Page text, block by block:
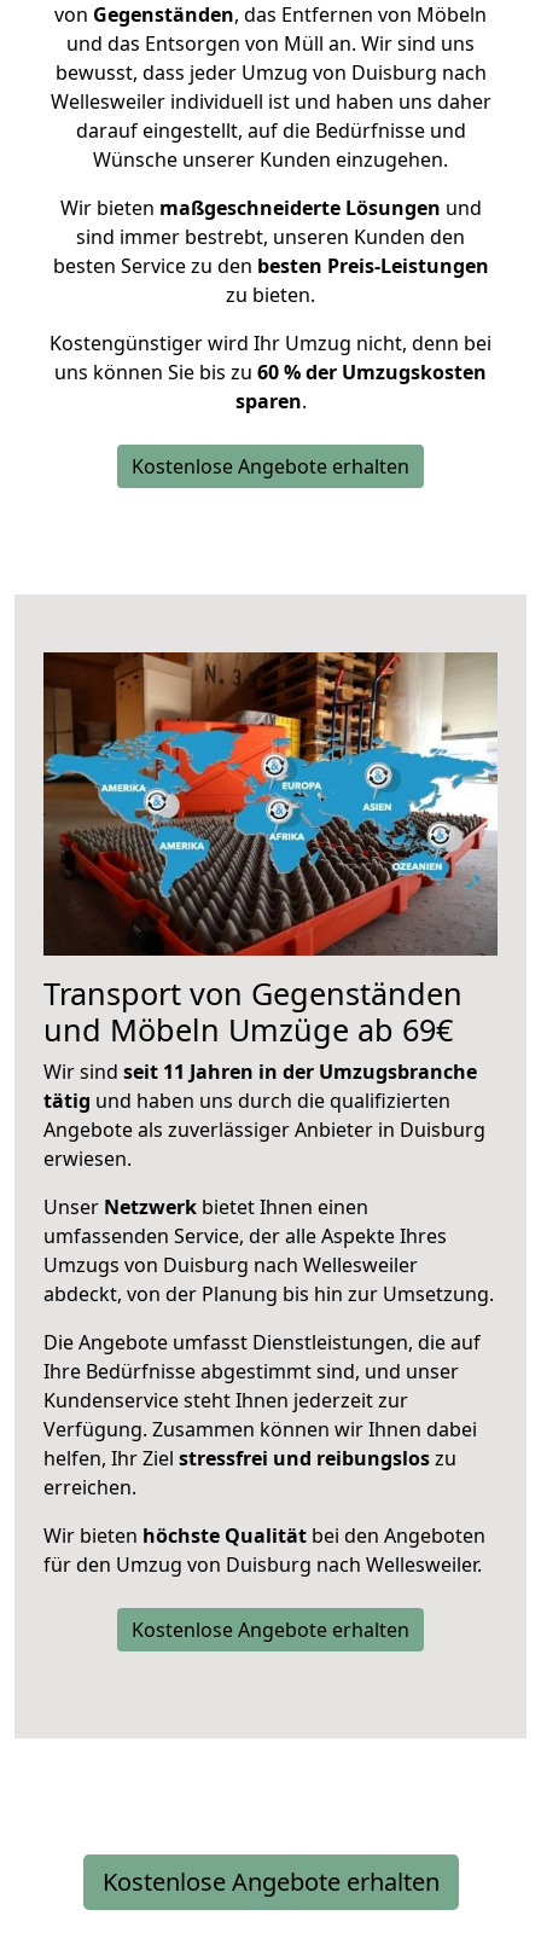
von Gegenständen, das Entfernen von Möbeln
und das Entsorgen von Müll an. Wir sind uns
bewusst, dass jeder Umzug von Duisburg nach
Wellesweiler individuell ist und haben uns daher
darauf eingestellt, auf die Bedürfnisse und
Wünsche unserer Kunden einzugehen.
Wir bieten maßgeschneiderte Lösungen und
sind immer bestrebt, unseren Kunden den
besten Service zu den besten Preis-Leistungen
zu bieten.
Kostengünstiger wird Ihr Umzug nicht, denn bei
uns können Sie bis zu 60 % der Umzugskosten
sparen.
Kostenlose Angebote erhalten
Transport von Gegenständen
und Möbeln Umzüge ab 69€
Wir sind seit 11 Jahren in der Umzugsbranche
tätig und haben uns durch die qualifizierten
Angebote als zuverlässiger Anbieter in Duisburg
erwiesen.
Unser Netzwerk bietet Ihnen einen
umfassenden Service, der alle Aspekte Ihres
Umzugs von Duisburg nach Wellesweiler
abdeckt, von der Planung bis hin zur Umsetzung.
Die Angebote umfasst Dienstleistungen, die auf
Ihre Bedürfnisse abgestimmt sind, und unser
Kundenservice steht Ihnen jederzeit zur
Verfügung. Zusammen können wir Ihnen dabei
helfen, Ihr Ziel stressfrei und reibungsloszu
erreichen.
Wir bieten höchste Qualität bei den Angeboten
für den Umzug von Duisburg nach Wellesweiler.
Kostenlose Angebote erhalten
Kostenlose Angebote erhalten